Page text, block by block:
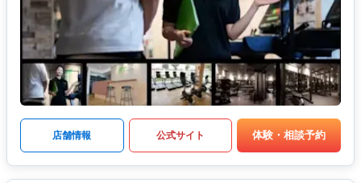
店舗情報 公式サイト 体験・相談予約